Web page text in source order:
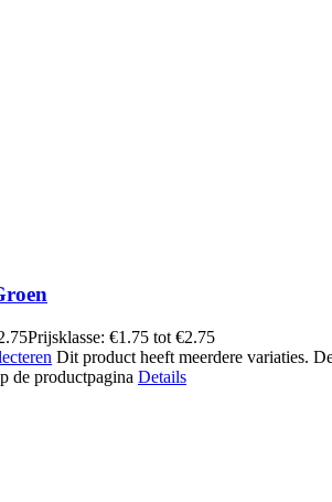
Prijsklasse: €1.75 tot €2.75
Dit product heeft meerdere variaties.
de productpagina Details